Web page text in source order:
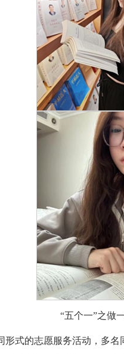
“五个一”之做
式的志愿服务活动，多